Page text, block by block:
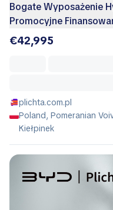
Bogate Wyposażenie
Promocyjne
€42,995
plichta.com.pl
Poland, Pomeranian
Kiełpinek